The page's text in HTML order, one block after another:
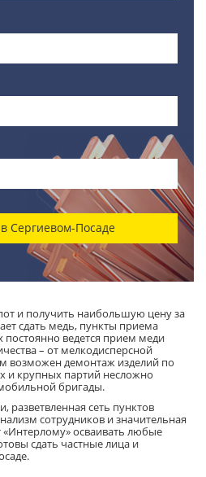
Сергиевом-Посаде
и получить наибольшую цену за
сдать медь, пункты приема
ведется прием меди
– от мелкодисперсной
возможен демонтаж изделий по
и крупных партий несложно
бригады.
сеть пунктов
сотрудников и значительная
осваивать любые
сдать частные лица и